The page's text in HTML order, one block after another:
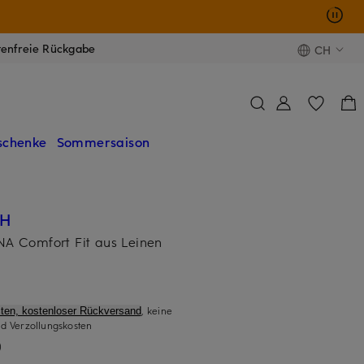
Rückgabe CH
Sommersaison
Comfort Fit aus Leinen
kostenloser Rückversand, keine
Verzollungskosten